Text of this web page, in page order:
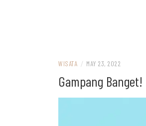
WISATA / MAY 23, 2022
Gampang